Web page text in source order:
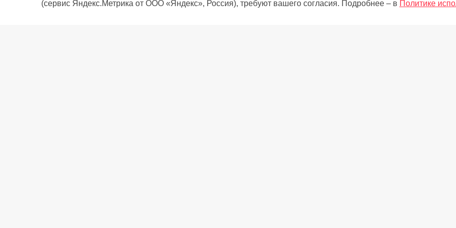
(сервис Яндекс.Метрика от ООО «Яндекс», Россия), требуют вашего согласия. Подробнее – в Политике